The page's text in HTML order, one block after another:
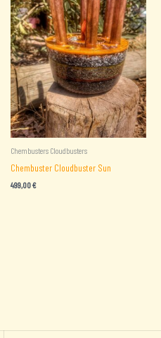
Chembusters Cloudbusters
Chembuster Cloudbuster Sun
499,00€